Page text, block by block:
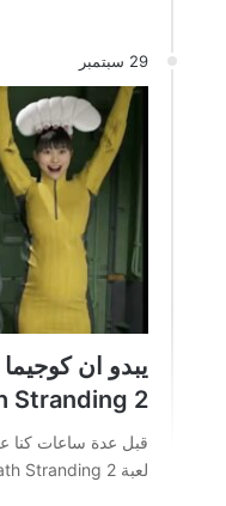
29 سبتمبر
يبدو ان
Stranding 2
قبل عدة ساعات كنا
لعبة Death Stranding 2 ضمن فعاليات معرض TGS 2024.…